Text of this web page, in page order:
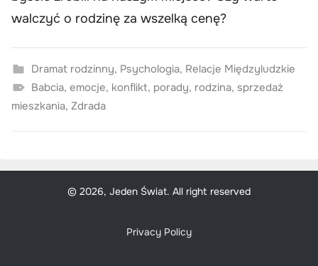
walczyć o rodzinę za wszelką cenę?
Dramat rodzinny, Psychologia, Relacje Międzyludzkie
Babcia, emocje, konflikt, porady, rodzina, sprzedaż
mieszkania, Zdrada
© 2026, Jeden Świat. All right reserved
Privacy Policy